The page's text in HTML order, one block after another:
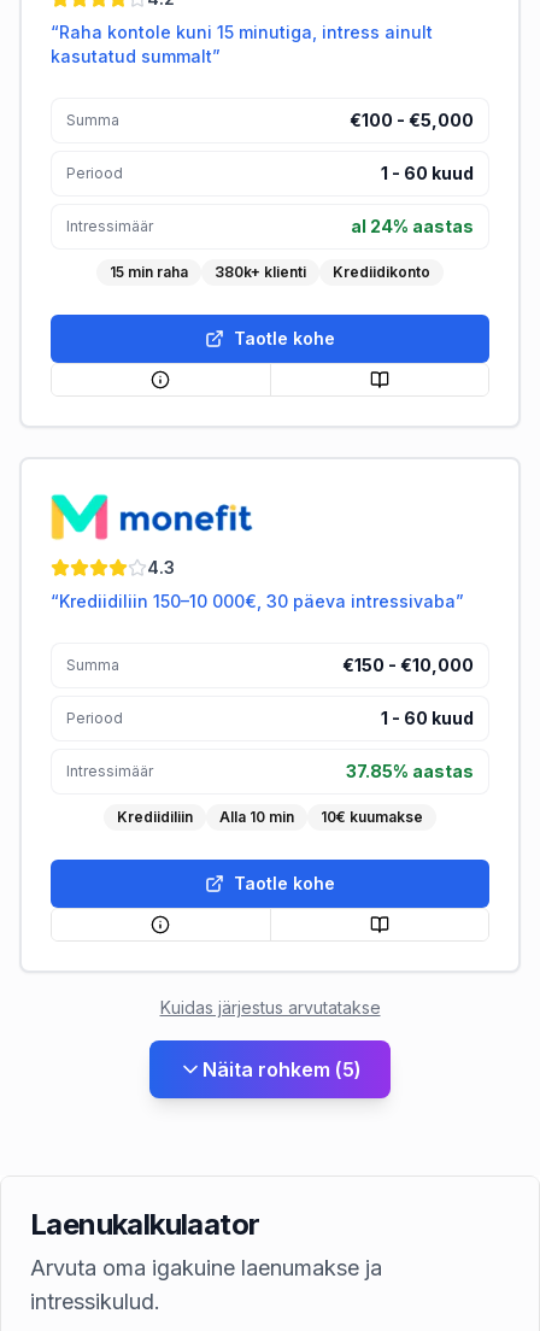
“Raha kontole kuni 15 minutiga, intress ainult
kasutatud summalt”
Summa €100 - €5,000
Periood 1 - 60 kuud
Intressimäär al 24% aastas
15 min raha 380k+ klienti Krediidikonto
Taotle kohe
Monefit
4.3
“Krediidiliin 150–10 000€, 30 päeva intressivaba”
Summa €150 - €10,000
Periood 1 - 60 kuud
Intressimäär 37.85% aastas
Krediidiliin Alla 10 min 10€ kuumakse
Taotle kohe
Kuidas järjestus arvutatakse
Näita rohkem (5)
Laenukalkulaator
Arvuta oma igakuine laenumakse ja
intressikulud.